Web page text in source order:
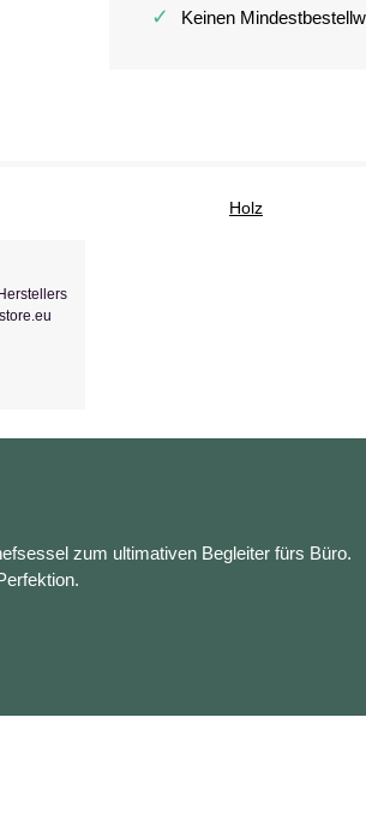
✓ Keinen
Holz
zum ultimativen Begleiter fürs Büro.